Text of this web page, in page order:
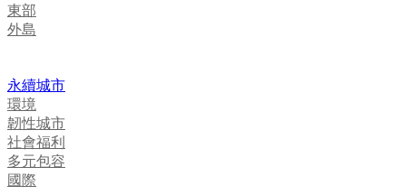
東部
外島
永續城市
環境
韌性城市
社會福利
多元包容
國際